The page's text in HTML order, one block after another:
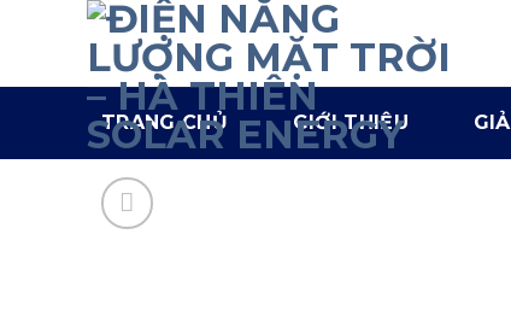
TRANG CHỦ GIỚI THIỆU